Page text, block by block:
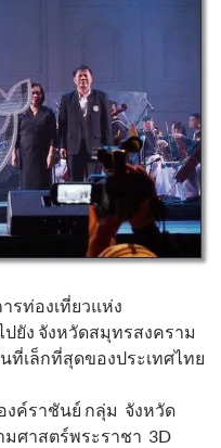
รท่องเที่ยวแห่ง
ปยัง จังหวัดสมุทรสงคราม
เล็กที่สุดของประเทศไทย
งค์ราชันย์ กลุ่ม จังหวัด
มศาสตร์พระราชา 3D